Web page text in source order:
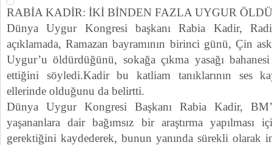
RABİA KADİR: İKİ BİNDEN FAZLA UYGUR
Dünya Uygur Kongresi başkanı Rabia Kadir,
açıklamada, Ramazan bayramının birinci günü, Çin
Uygur’u öldürdüğünü, sokağa çıkma yasağı
ettiğini söyledi.Kadir bu katliam tanıklarının ses
ellerinde olduğunu da belirtti.
Dünya Uygur Kongresi Başkanı Rabia Kadir,
yaşananlara dair bağımsız bir araştırma yapılması
gerektiğini kaydederek, bunun yanında sürekli olarak